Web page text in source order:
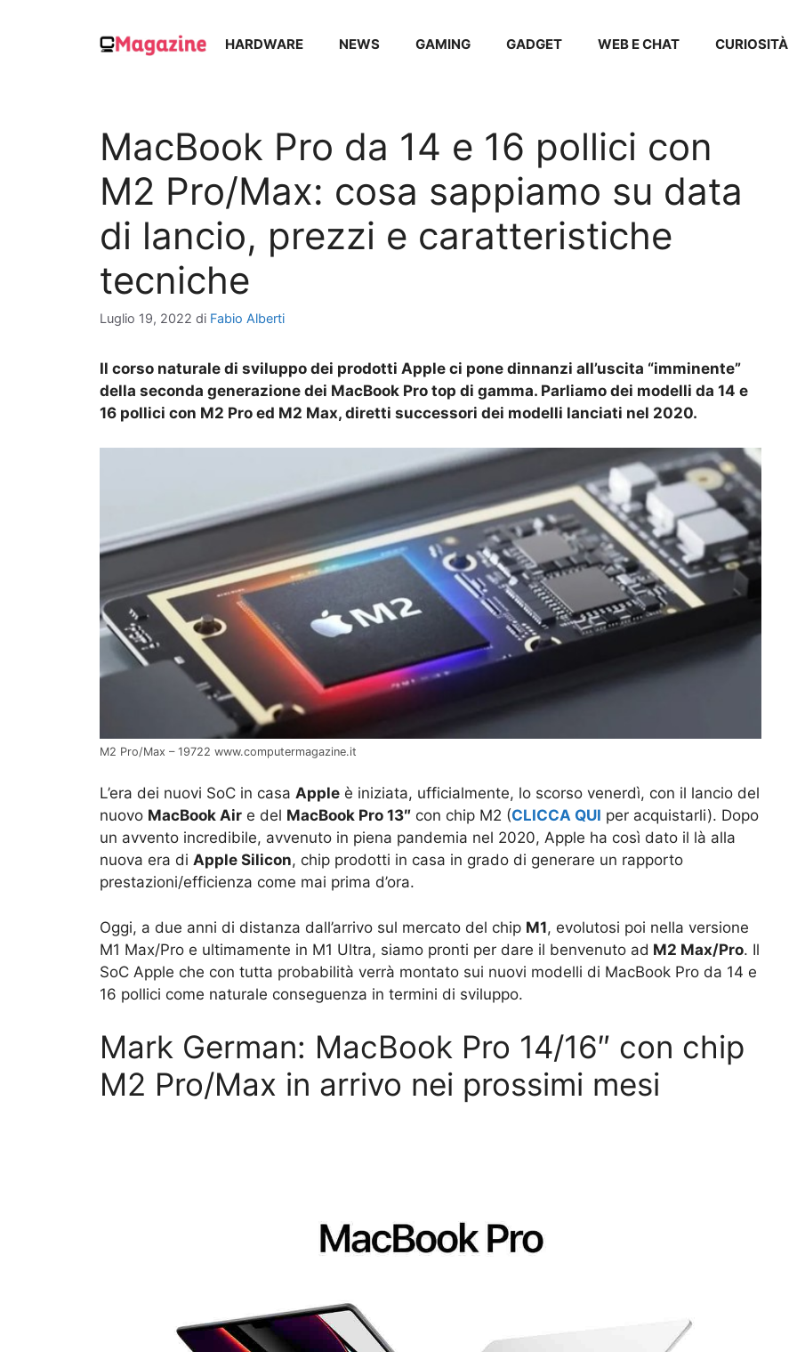
HARDWARE NEWS GAMING GADGET WEB E CHAT CURIOSITÀ
MacBook Pro da 14 e 16 pollici con
M2 Pro/Max: cosa sappiamo su data
di lancio, prezzi e caratteristiche
tecniche
Luglio 19, 2022 di Fabio Alberti
Il corso naturale di sviluppo dei prodotti Apple ci pone dinnanzi all’uscita “imminente”
della seconda generazione dei MacBook Pro top di gamma. Parliamo dei modelli da 14 e
16 pollici con M2 Pro ed M2 Max, diretti successori dei modelli lanciati nel 2020.
M2 Pro/Max – 19722 www.computermagazine.it
L’era dei nuovi SoC in casa Apple è iniziata, ufficialmente, lo scorso venerdì, con il lancio del
nuovo MacBook Air e del MacBook Pro 13″ con chip M2 (CLICCA QUI per acquistarli). Dopo
un avvento incredibile, avvenuto in piena pandemia nel 2020, Apple ha così dato il là alla
nuova era di Apple Silicon, chip prodotti in casa in grado di generare un rapporto
prestazioni/efficienza come mai prima d’ora.
Oggi, a due anni di distanza dall’arrivo sul mercato del chip M1, evolutosi poi nella versione
M1 Max/Pro e ultimamente in M1 Ultra, siamo pronti per dare il benvenuto ad M2 Max/Pro. Il
SoC Apple che con tutta probabilità verrà montato sui nuovi modelli di MacBook Pro da 14 e
16 pollici come naturale conseguenza in termini di sviluppo.
Mark German: MacBook Pro 14/16″ con chip
M2 Pro/Max in arrivo nei prossimi mesi